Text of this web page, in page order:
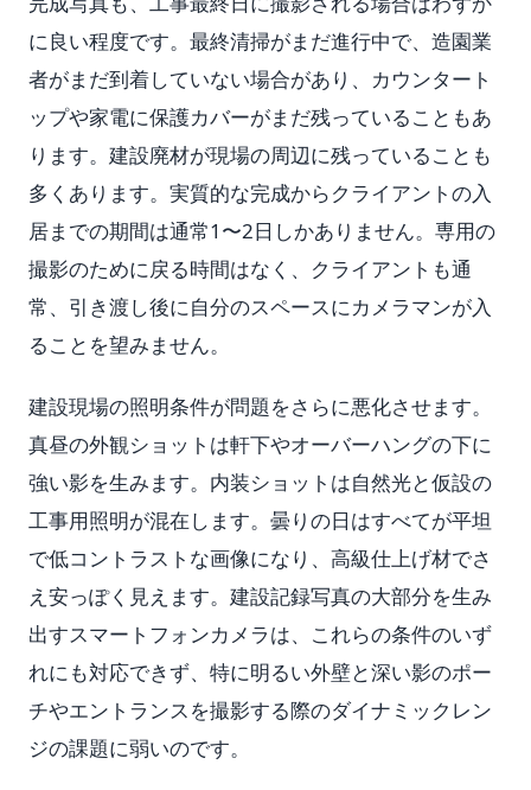
に良い程度です。最終清掃がまだ進行中で、造園業
者がまだ到着していない場合があり、カウンタート
ップや家電に保護カバーがまだ残っていることもあ
ります。建設廃材が現場の周辺に残っていることも
多くあります。実質的な完成からクライアントの入
居までの期間は通常1〜2日しかありません。専用の
撮影のために戻る時間はなく、クライアントも通
常、引き渡し後に自分のスペースにカメラマンが入
ることを望みません。
建設現場の照明条件が問題をさらに悪化させます。
真昼の外観ショットは軒下やオーバーハングの下に
強い影を生みます。内装ショットは自然光と仮設の
工事用照明が混在します。曇りの日はすべてが平坦
で低コントラストな画像になり、高級仕上げ材でさ
え安っぽく見えます。建設記録写真の大部分を生み
出すスマートフォンカメラは、これらの条件のいず
れにも対応できず、特に明るい外壁と深い影のポー
チやエントランスを撮影する際のダイナミックレン
ジの課題に弱いのです。